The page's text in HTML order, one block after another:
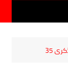
حتى لا ننسى ومن أجل الذاكرة:6 نونبر 1985 الذكرى 35